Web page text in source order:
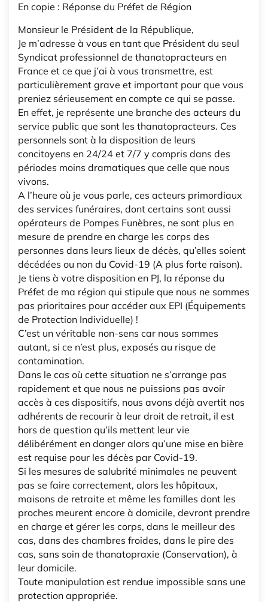
En copie : Réponse du Préfet de Région
Monsieur le Président de la République,
Je m’adresse à vous en tant que Président du seul
Syndicat professionnel de thanatopracteurs en
France et ce que j’ai à vous transmettre, est
particulièrement grave et important pour que vous
preniez sérieusement en compte ce qui se passe.
En effet, je représente une branche des acteurs du
service public que sont les thanatopracteurs. Ces
personnels sont à la disposition de leurs
concitoyens en 24/24 et 7/7 y compris dans des
périodes moins dramatiques que celle que nous
vivons.
A l’heure où je vous parle, ces acteurs primordiaux
des services funéraires, dont certains sont aussi
opérateurs de Pompes Funèbres, ne sont plus en
mesure de prendre en charge les corps des
personnes dans leurs lieux de décès, qu’elles soient
décédées ou non du Covid-19 (A plus forte raison).
Je tiens à votre disposition en PJ, la réponse du
Préfet de ma région qui stipule que nous ne sommes
pas prioritaires pour accéder aux EPI (Équipements
de Protection Individuelle) !
C’est un véritable non-sens car nous sommes
autant, si ce n’est plus, exposés au risque de
contamination.
Dans le cas où cette situation ne s’arrange pas
rapidement et que nous ne puissions pas avoir
accès à ces dispositifs, nous avons déjà avertit nos
adhérents de recourir à leur droit de retrait, il est
hors de question qu’ils mettent leur vie
délibérément en danger alors qu’une mise en bière
est requise pour les décès par Covid-19.
Si les mesures de salubrité minimales ne peuvent
pas se faire correctement, alors les hôpitaux,
maisons de retraite et même les familles dont les
proches meurent encore à domicile, devront prendre
en charge et gérer les corps, dans le meilleur des
cas, dans des chambres froides, dans le pire des
cas, sans soin de thanatopraxie (Conservation), à
leur domicile.
Toute manipulation est rendue impossible sans une
protection appropriée.